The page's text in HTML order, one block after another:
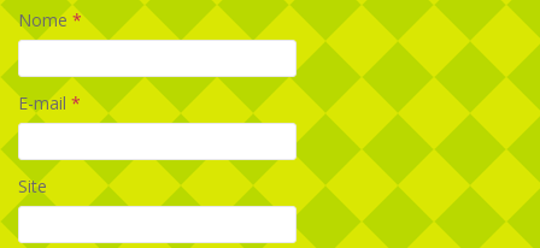
Nome *
E-mail *
Site